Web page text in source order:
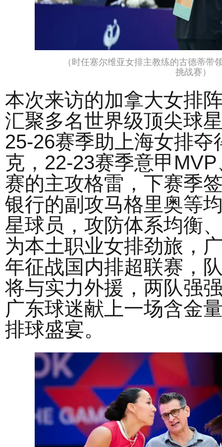
（时任塞尔维亚女排主教练的古德蒂带
挑战赛）
本次来访的加拿大女排
汇聚多名世界级顶尖球
25-26赛季助上海女排
克，22-23赛季意甲
赛的主攻格雷，下赛季
银行的副攻马格里奥等
星球员，攻防体系均衡
为本土职业女排劲旅，
年征战国内排超联赛，
将与实力外援，两队强
广东球迷献上一场含金
排球盛宴。